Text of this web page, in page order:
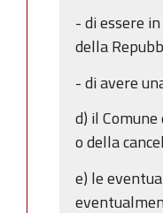
- di essere
della
- di avere
d) il
o della
e) le